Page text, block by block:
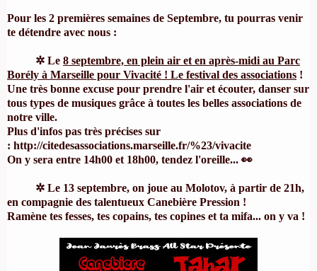
Pour les 2 premières semaines de Septembre, tu pourras venir
te détendre avec nous :
✲ Le 8 septembre, en plein air et en après-midi au Parc
Borély à Marseille pour Vivacité ! Le festival des associations !
Une très bonne excuse pour prendre l'air et écouter, danser sur
tous types de musiques grâce à toutes les belles associations de
notre ville.
Plus d'infos pas très précises sur
: http://citedesassociations.marseille.fr/%23/vivacite
On y sera entre 14h00 et 18h00, tendez l'oreille... 👀
✲ Le 13 septembre, on joue au Molotov, à partir de 21h,
en compagnie des talentueux Canebière Pression !
Ramène tes fesses, tes copains, tes copines et ta mifa... on y va !